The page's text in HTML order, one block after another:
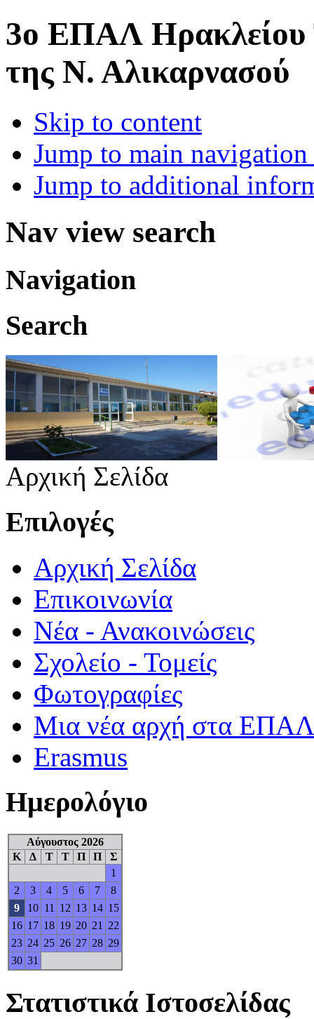
3o ΕΠΑΛ Ηρακλείου
της Ν. Αλικαρνασού
Skip to content
Jump to main
Jump to additional
Nav view search
Navigation
Search
Αρχική Σελίδα
Επιλογές
Αρχική Σελίδα
Επικοινωνία
Νέα - Ανακοινώσεις
Σχολείο - Τομείς
Φωτογραφίες
Μια νέα αρχή στα
Erasmus
Ημερολόγιο
Αύγουστος 2026
Κ
Δ Τ Τ Π Π
Σ
1
2
3 4 5 6 7
8
9
10 11 12 13 14 15
16 17 18 19 20 21
22
23 24 25 26 27 28 29
30 31
Στατιστικά Ιστοσελίδας